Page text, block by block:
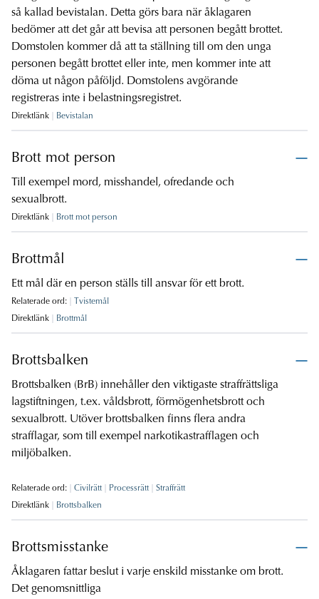
så kallad bevistalan. Detta görs bara när åklagaren
bedömer att det går att bevisa att personen begått brottet.
Domstolen kommer då att ta ställning till om den unga
personen begått brottet eller inte, men kommer inte att
döma ut någon påföljd. Domstolens avgörande
registreras inte i belastningsregistret.
Direktlänk Bevistalan
Brott mot person
Till exempel mord, misshandel, ofredande och
sexualbrott.
Direktlänk Brott mot person
Brottmål
Ett mål där en person ställs till ansvar för ett brott.
Relaterade ord:
Tvistemål
Direktlänk
Brottmål
Brottsbalken
Brottsbalken (BrB) innehåller den viktigaste straffrättsliga
lagstiftningen, t.ex. våldsbrott, förmögenhetsbrott och
sexualbrott. Utöver brottsbalken finns flera andra
strafflagar, som till exempel narkotikastrafflagen och
miljöbalken.
Relaterade ord: Civilrätt Processrätt
Straffrätt
Direktlänk
Brottsbalken
Brottsmisstanke
Åklagaren fattar beslut i varje enskild misstanke om brott.
Det genomsnittliga